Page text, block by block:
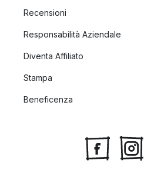
Recensioni
Responsabilità Aziendale
Diventa Affiliato
Stampa
Beneficenza